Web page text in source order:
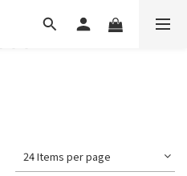
24 Items per page